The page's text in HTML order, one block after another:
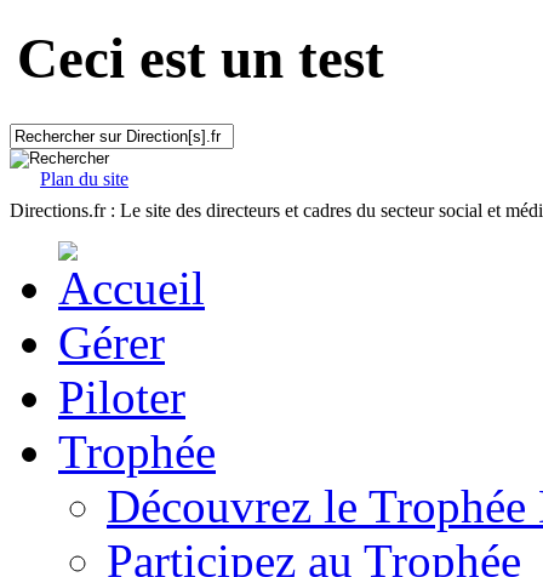
Ceci est un test
Plan du site
Directions.fr : Le site des directeurs et cadres du secteur social et
Gérer
Piloter
Trophée
Découvrez le
Participez au Trophée